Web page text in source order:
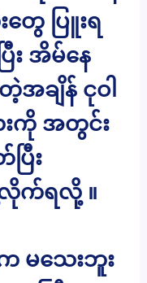
တွေ ပြူးရ
း အိမ်နေ
ချိန် ငုဝါ
ကို အတွင်း
ြီး
က်ရလို့ ။
မသေးဘူး